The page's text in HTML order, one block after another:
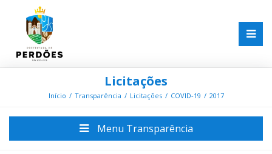
Licitações
Início Transparência Licitações COVID-19 2017
Menu Transparência